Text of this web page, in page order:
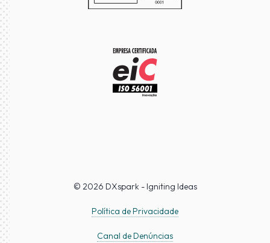
© 2026 DXspark - Igniting Ideas
Política de Privacidade
Canal de Denúncias